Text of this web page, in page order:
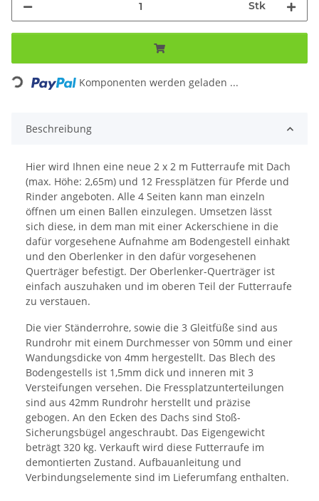
Stk
Loading... Komponenten werden geladen ...
Beschreibung
Hier wird Ihnen eine neue 2 x 2 m Futterraufe mit Dach
(max. Höhe: 2,65m) und 12 Fressplätzen für Pferde und
Rinder angeboten. Alle 4 Seiten kann man einzeln
öffnen um einen Ballen einzulegen. Umsetzen lässt
sich diese, in dem man mit einer Ackerschiene in die
dafür vorgesehene Aufnahme am Bodengestell einhakt
und den Oberlenker in den dafür vorgesehenen
Querträger befestigt. Der Oberlenker-Querträger ist
einfach auszuhaken und im oberen Teil der Futterraufe
zu verstauen.
Die vier Ständerrohre, sowie die 3 Gleitfüße sind aus
Rundrohr mit einem Durchmesser von 50mm und einer
Wandungsdicke von 4mm hergestellt. Das Blech des
Bodengestells ist 1,5mm dick und inneren mit 3
Versteifungen versehen. Die Fressplatzunterteilungen
sind aus 42mm Rundrohr herstellt und präzise
gebogen. An den Ecken des Dachs sind Stoß-
Sicherungsbügel angeschraubt. Das Eigengewicht
beträgt 320 kg. Verkauft wird diese Futterraufe im
demontierten Zustand. Aufbauanleitung und
Verbindungselemente sind im Lieferumfang enthalten.